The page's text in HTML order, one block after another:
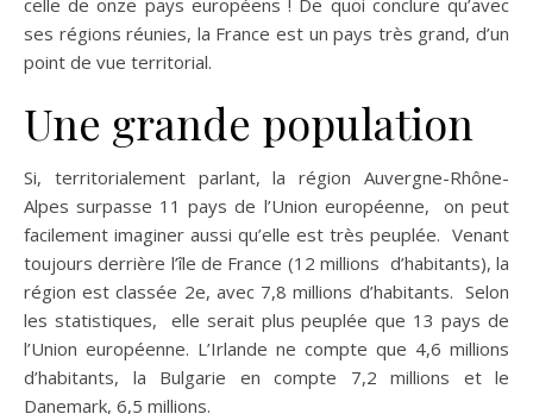
celle de onze pays européens ! De quoi conclure qu’avec
ses régions réunies, la France est un pays très grand, d’un
point de vue territorial.
Une grande population
Si, territorialement parlant, la région Auvergne-Rhône-
Alpes surpasse 11 pays de l’Union européenne, on peut
facilement imaginer aussi qu’elle est très peuplée. Venant
toujours derrière l’île de France (12 millions d’habitants), la
région est classée 2e, avec 7,8 millions d’habitants. Selon
les statistiques, elle serait plus peuplée que 13 pays de
l’Union européenne. L’Irlande ne compte que 4,6 millions
d’habitants, la Bulgarie en compte 7,2 millions et le
Danemark, 6,5 millions.